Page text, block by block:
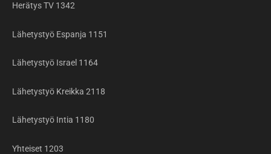
Herätys TV 1342
Lähetystyö Espanja 1151
Lähetystyö Israel 1164
Lähetystyö Kreikka 2118
Lähetystyö Intia 1180
Yhteiset 1203